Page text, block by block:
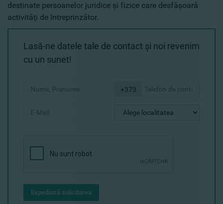
destinate persoanelor juridice şi fizice care desfăşoară
activităţi de întreprinzător.
Lasă-ne datele tale de contact şi noi revenim
cu un sunet!
+373
Expediază solicitarea